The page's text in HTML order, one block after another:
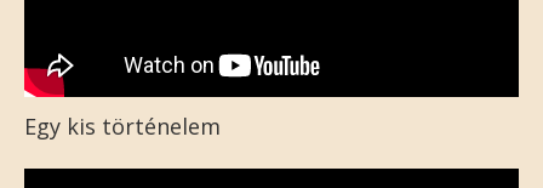
Egy kis történelem